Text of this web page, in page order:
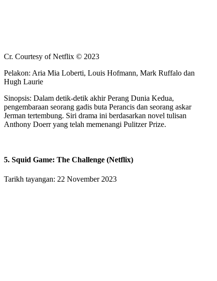
Cr. Courtesy of Netflix © 2023
Pelakon: Aria Mia Loberti, Louis Hofmann, Mark Ruffalo dan
Hugh Laurie
Sinopsis: Dalam detik-detik akhir Perang Dunia Kedua,
pengembaraan seorang gadis buta Perancis dan seorang askar
Jerman tertembung. Siri drama ini berdasarkan novel tulisan
Anthony Doerr yang telah memenangi Pulitzer Prize.
5. Squid Game: The Challenge (Netflix)
Tarikh tayangan: 22 November 2023